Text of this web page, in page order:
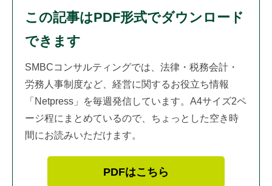
この記事はPDF形式でダウンロード
できます
SMBCコンサルティングでは、法律・税務会計・
労務人事制度など、経営に関するお役立ち情報
「Netpress」を毎週発信しています。A4サイズ2ペ
ージ程にまとめているので、ちょっとした空き時
間にお読みいただけます。
PDFはこちら